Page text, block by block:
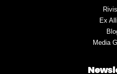
Ex
Media